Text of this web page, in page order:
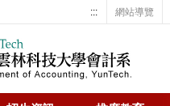
網站導覽
:::